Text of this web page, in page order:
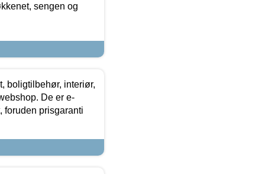
sengen og
boligtilbehør, interiør,
De er e-
foruden prisgaranti